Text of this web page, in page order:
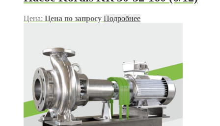
Цена: Цена по запросу Подробнее